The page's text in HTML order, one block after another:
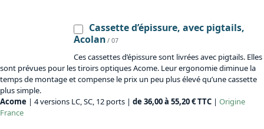
Cassette d’épissure, avec pigtails,
Acolan / 07
Ces cassettes d’épissure sont livrées avec pigtails. Elles
sont prévues pour les tiroirs optiques Acome. Leur ergonomie diminue la
temps de montage et compense le prix un peu plus élevé qu’une cassette
plus simple.
Acome | 4 versions LC, SC, 12 ports | de 36,00 à 55,20 € TTC | Origine
France